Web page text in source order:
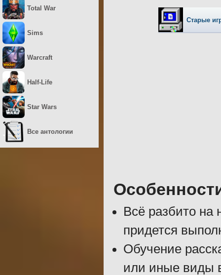
Старые
Всё разбито на
придется
Обучение
или иные виды
Total War
Sims
Warcraft
Half-Life
Star Wars
Все антологии